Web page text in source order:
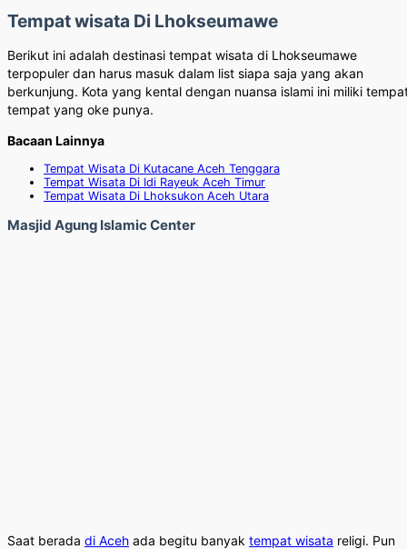
Tempat wisata Di Lhokseumawe
Berikut ini adalah destinasi tempat wisata di Lhokseumawe
terpopuler dan harus masuk dalam list siapa saja yang akan
berkunjung. Kota yang kental dengan nuansa islami ini miliki
tempat yang oke punya.
Bacaan Lainnya
Tempat Wisata Di Kutacane Aceh Tenggara
Tempat Wisata Di Idi Rayeuk Aceh Timur
Tempat Wisata Di Lhoksukon Aceh Utara
Masjid Agung Islamic Center
Saat berada di Aceh ada begitu banyak tempat wisata religi. Pun